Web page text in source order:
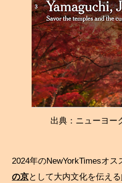
出典：ニューヨー
2024年のNewYorkTimesオス
の京として大内文化を伝える